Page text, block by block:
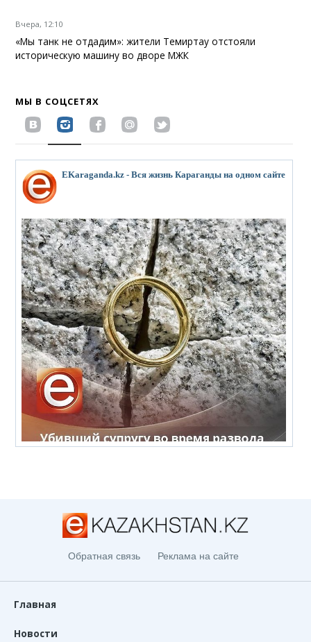
Вчера, 12:10
«Мы танк не отдадим»: жители Темиртау отстояли
историческую машину во дворе МЖК
МЫ В СОЦСЕТЯХ
EKaraganda.kz - Вся жизнь Караганды на одном сайте
Обратная связь Реклама на сайте
Главная
Новости